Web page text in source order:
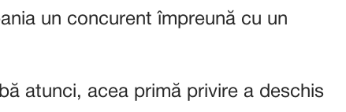
un concurent împreună cu un
atunci, acea primă privire a deschis